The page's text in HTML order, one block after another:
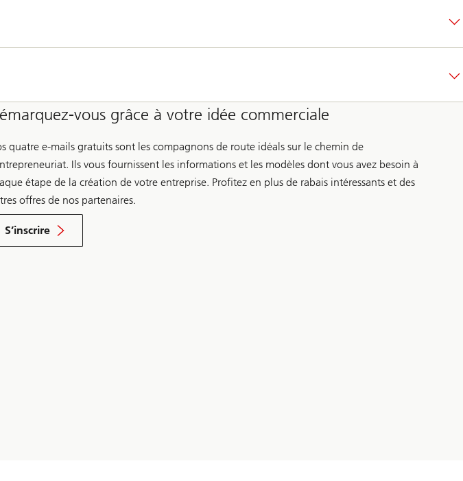
vous grâce à votre idée commerciale
quatre e-mails gratuits sont les compagnons de route idéals sur le chemin de
Ils vous fournissent les informations et les modèles dont vous avez besoin à
étape de la création de votre entreprise. Profitez en plus de rabais intéressants et des
offres de nos partenaires.
S’inscrire